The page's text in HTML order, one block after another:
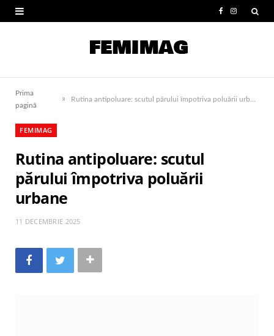
e
b
I
t
a
Prima
pagină
»
FEMIMAG
Rutina antipoluare: scutul
părului împotriva poluării
urbane
11 DECEMBRIE 2025